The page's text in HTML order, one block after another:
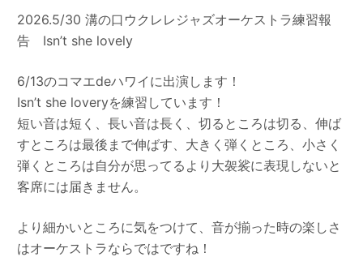
2026.5/30 溝の口ウクレレジャズオーケストラ練習報
告 Isn’t she lovely
6/13のコマエdeハワイに出演します！
Isn’t she loveryを練習しています！
短い音は短く、長い音は長く、切るところは切る、伸ば
すところは最後まで伸ばす、大きく弾くところ、小さく
弾くところは自分が思ってるより大袈裟に表現しないと
客席には届きません。
より細かいところに気をつけて、音が揃った時の楽しさ
はオーケストラならではですね！